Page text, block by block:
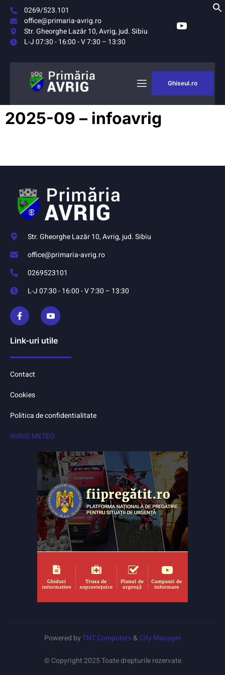
0269/523.101
office@primaria-avrig.ro
Str. Gheorghe Lazăr 10, Avrig, jud. Sibiu
L-J 07:30 - 16:00 - V 7:30 – 13:30
MONITORUL
OFICIAL LOCAL
Ghiseul.ro
2025-09 – infoavrig
Str. Gheorghe Lazăr 10, Avrig, jud. Sibiu
office@primaria-avrig.ro
0269523101
L-J 07:30 - 16:00 - V 7:30 – 13:30
Link-uri utile
Contact
Cookies
Politica de confidentialitate
AVRIG METEO
Powered byTNT Computers&City Manager
© Copyright 2025 Toate drepturile rezervate